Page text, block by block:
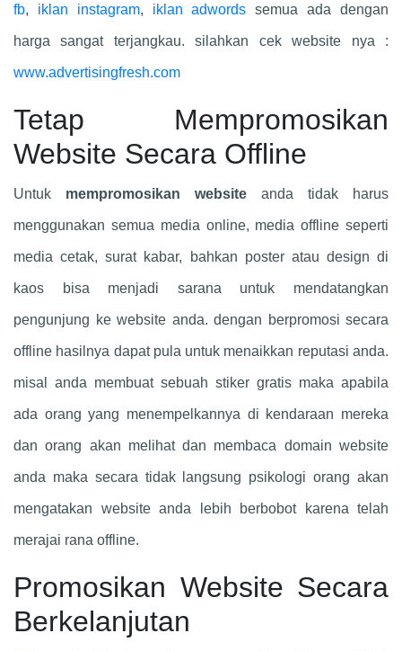
fb, iklan instagram, iklan adwords semua ada dengan
harga sangat terjangkau. silahkan cek website nya :
www.advertisingfresh.com
Tetap Mempromosikan
Website Secara Offline
Untuk mempromosikan website anda tidak harus
menggunakan semua media online, media offline seperti
media cetak, surat kabar, bahkan poster atau design di
kaos bisa menjadi sarana untuk mendatangkan
pengunjung ke website anda. dengan berpromosi secara
offline hasilnya dapat pula untuk menaikkan reputasi anda.
misal anda membuat sebuah stiker gratis maka apabila
ada orang yang menempelkannya di kendaraan mereka
dan orang akan melihat dan membaca domain website
anda maka secara tidak langsung psikologi orang akan
mengatakan website anda lebih berbobot karena telah
merajai rana offline.
Promosikan Website Secara
Berkelanjutan